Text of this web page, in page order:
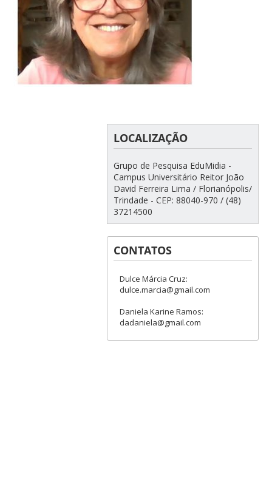
LOCALIZAÇÃO
Grupo de Pesquisa EduMidia -
Campus Universitário Reitor João
David Ferreira Lima / Florianópolis/
Trindade - CEP: 88040-970 / (48)
37214500
CONTATOS
Dulce Márcia Cruz:
dulce.marcia@gmail.com
Daniela Karine Ramos:
dadaniela@gmail.com